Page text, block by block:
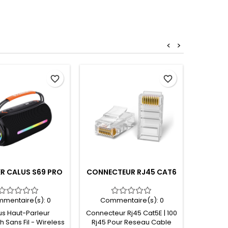
>
<
CALUS S69 PRO
0
Haut-Parleur
Sans Fil - Wireless
favorite_border
CONNECTEUR RJ45 CAT6
Commentaire(s): 0
Connecteur Rj45 Cat5E | 100
Rj45 Pour Reseau Cable
favorite_border